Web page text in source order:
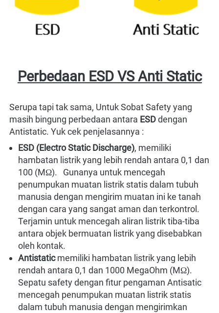
Perbedaan ESD VS Anti Static
Serupa tapi tak sama, Untuk Sobat Safety yang
masih bingung perbedaan antara ESD dengan
Antistatic. Yuk cek penjelasannya :
ESD (Electro Static Discharge), memiliki
hambatan listrik yang lebih rendah antara 0,1 dan
100 (MΩ).
   Gunanya untuk mencegah
penumpukan muatan listrik statis dalam tubuh
manusia dengan mengirim muatan ini ke tanah
dengan cara yang sangat aman dan terkontrol.
Terjamin untuk mencegah aliran listrik tiba-tiba
antara objek bermuatan listrik yang disebabkan
oleh kontak.
Antistatic memiliki hambatan listrik yang lebih
rendah antara 0,1 dan 1000 MegaOhm (MΩ).
Sepatu safety dengan fitur pengaman Antisatic
mencegah penumpukan muatan listrik statis
dalam tubuh manusia dengan mengirimkan